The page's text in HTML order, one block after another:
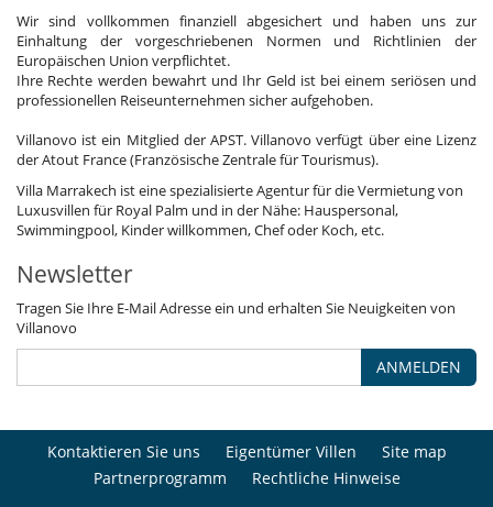
Wir sind vollkommen finanziell abgesichert und haben uns zur
Einhaltung der vorgeschriebenen Normen und Richtlinien der
Europäischen Union verpflichtet.
Ihre Rechte werden bewahrt und Ihr Geld ist bei einem seriösen und
professionellen Reiseunternehmen sicher aufgehoben.
Villanovo ist ein Mitglied der APST. Villanovo verfügt über eine Lizenz
der Atout France (Französische Zentrale für Tourismus).
Villa Marrakech ist eine spezialisierte Agentur für die Vermietung von
Luxusvillen für Royal Palm und in der Nähe: Hauspersonal,
Swimmingpool, Kinder willkommen, Chef oder Koch, etc.
Newsletter
Tragen Sie Ihre E-Mail Adresse ein und erhalten Sie Neuigkeiten von
Villanovo
ANMELDEN
Kontaktieren Sie uns Eigentümer Villen
Site map
Partnerprogramm
Rechtliche Hinweise